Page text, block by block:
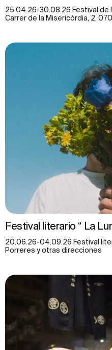
25.04.26-30.08.26 Festival de
Carrer de la Misericòrdia, 2,
Festival literario “ La
20.06.26-04.09.26 Festival
Porreres y otras direcciones